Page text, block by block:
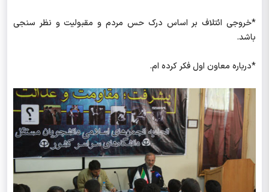
*خروجی ائتلاف بر اساس درک حس مردم و مقبولیت و نظر سنجی
باشد.
*درباره معاون اول فکر کرده ام.